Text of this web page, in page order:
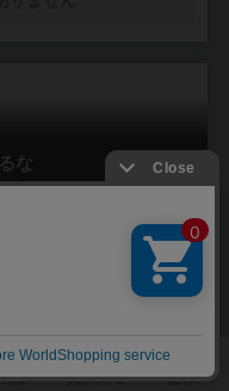
な
ないミスや罪を押し付けら